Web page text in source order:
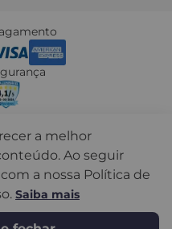
19.082.242/0001-08 © Todos
2024
a melhor
Ao seguir
a nossa Política de
Saiba mais